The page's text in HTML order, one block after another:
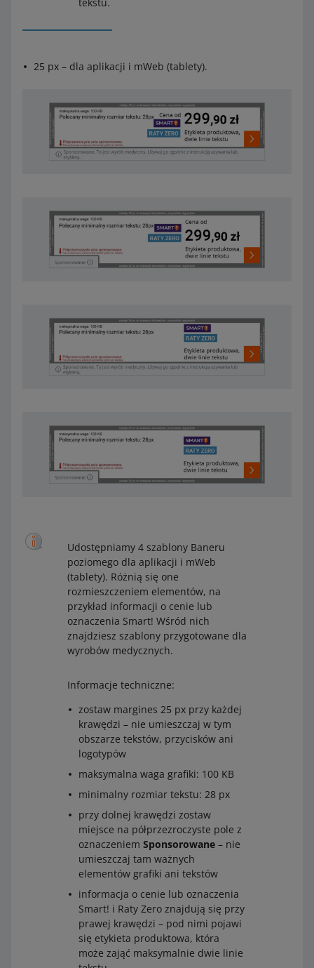
25 px – dla aplikacji i mWeb (tablety).
Udostępniamy 4 szablony Baneru
poziomego dla aplikacji i mWeb
(tablety). Różnią się one
rozmieszczeniem elementów, na
przykład informacji o cenie lub
oznaczenia Smart! Wśród nich
znajdziesz szablony przygotowane dla
wyrobów medycznych.
Informacje techniczne:
zostaw margines 25 px przy każdej
krawędzi – nie umieszczaj w tym
obszarze tekstów, przycisków ani
logotypów
maksymalna waga grafiki: 100 KB
minimalny rozmiar tekstu: 28 px
przy dolnej krawędzi zostaw
miejsce na półprzezroczyste pole z
oznaczeniem Sponsorowane – nie
umieszczaj tam ważnych
elementów grafiki ani tekstów
informacja o cenie lub oznaczenia
Smart! i Raty Zero znajdują się przy
prawej krawędzi – pod nimi pojawi
się etykieta produktowa, która
może zająć maksymalnie dwie linie